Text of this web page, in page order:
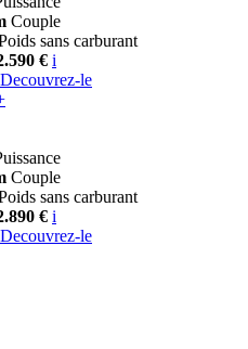
Couple
sans carburant
€ i
Decouvrez-le
Couple
sans carburant
€ i
Decouvrez-le